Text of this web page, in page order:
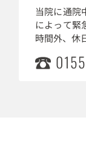
当院に通院
によって緊
時間外、休